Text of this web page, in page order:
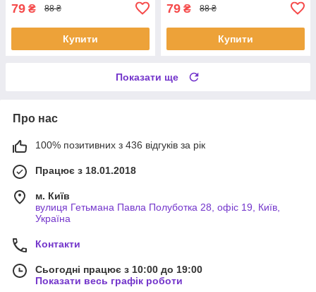
79 ₴ 88 ₴
Купити
79 ₴ 88 ₴
Купити
Показати ще
Про нас
100% позитивних з 436 відгуків за рік
Працює з 18.01.2018
м. Київ
вулиця Гетьмана Павла Полуботка 28, офіс 19, Київ,
Україна
Контакти
Сьогодні працює з 10:00 до 19:00
Показати весь графік роботи